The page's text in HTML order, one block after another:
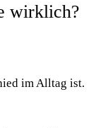
wirklich?
im Alltag ist.